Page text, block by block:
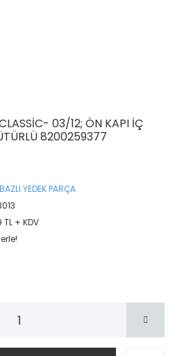
03/12; ÖN KAPI İÇ
8200259377
YEDEK PARÇA
TL + KDV